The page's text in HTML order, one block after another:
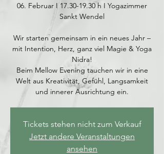
06. Februar I 17.30-19.30 h I Yogazimmer
Sankt Wendel
Wir starten gemeinsam in ein neues Jahr –
mit Intention, Herz, ganz viel Magie & Yoga
Nidra!
Beim Mellow Evening tauchen wir in eine
Welt aus Kreativität, Gefühl, Langsamkeit
Tickets stehen nicht zum Verkauf
Jetzt andere Veranstaltungen
ansehen